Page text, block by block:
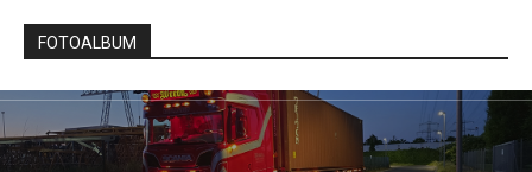
FOTOALBUM